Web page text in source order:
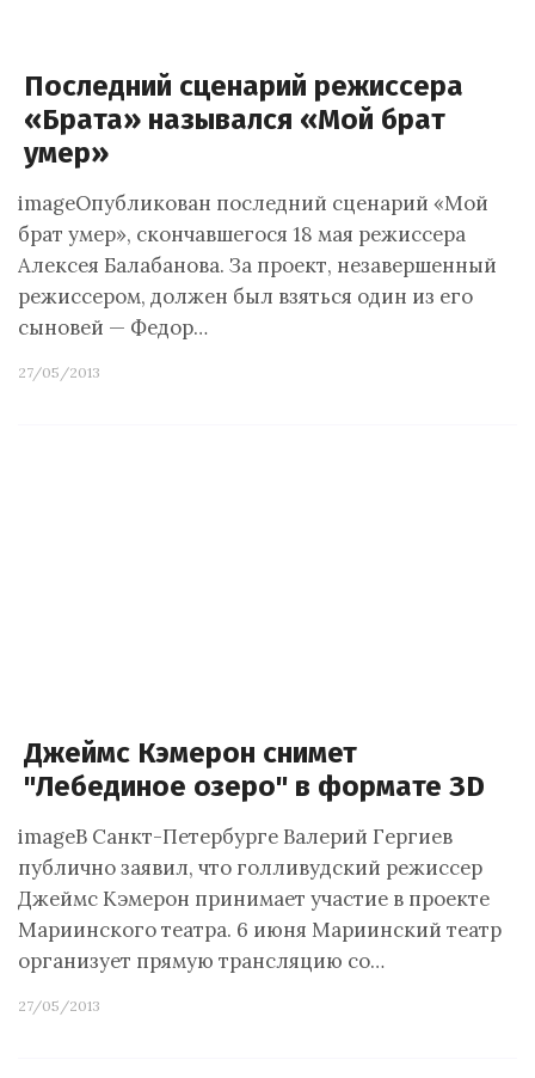
Последний сценарий режиссера
«Брата» назывался «Мой брат
умер»
imageОпубликован последний сценарий «Мой
брат умер», скончавшегося 18 мая режиссера
Алексея Балабанова. За проект, незавершенный
режиссером, должен был взяться один из его
сыновей — Федор…
27/05/2013
Джеймс Кэмерон снимет
"Лебединое озеро" в формате ЗD
imageВ Санкт-Петербурге Валерий Гергиев
публично заявил, что голливудский режиссер
Джеймс Кэмерон принимает участие в проекте
Мариинского театра. 6 июня Мариинский театр
организует прямую трансляцию со…
27/05/2013